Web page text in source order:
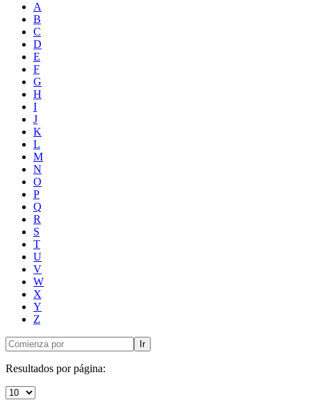
A
B
C
D
E
F
G
H
I
J
K
L
M
N
O
P
Q
R
S
T
U
V
W
X
Y
Z
Ir
Resultados por página: